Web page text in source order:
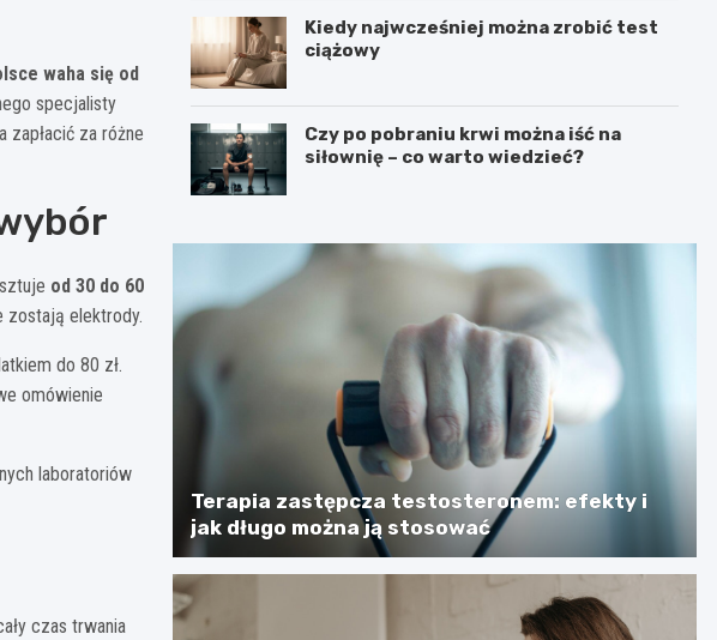
waha się od
specjalisty
za różne
od 30 do 60
zostają elektrody.
do 80 zł.
omówienie
laboratoriów
czas trwania
Kiedy najwcześniej można zrobić test
ciążowy
Czy po pobraniu krwi można iść na
siłownię – co warto wiedzieć?
Terapia zastępcza testosteronem: efekty i
jak długo można ją stosować